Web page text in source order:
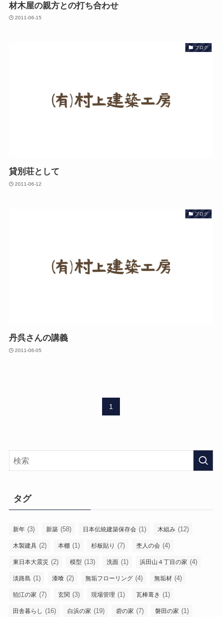
材木屋の親方との打ち合わせ
2011-06-15
ブログ
貸別荘として
2011-06-12
ブログ
丹呉さんの講義
2011-06-05
1
タグ
新年 (3) 新築 (58) 日本伝統建築保存会 (1) 木組み (12)
木製建具 (2) 本棚 (1) 杉板貼り (7) 杢人の会 (4)
東日本大震災 (2) 模型 (13) 洗面 (1) 浜田山４丁目の家 (4)
淡路島 (1) 漆喰 (2) 無垢フローリング (4) 無垢材 (4)
狛江の家 (7) 玄関 (3) 現場管理 (1) 瓦棒葺き (1)
田舎暮らし (16) 白浜の家 (19) 砦の家 (7) 磐田の家 (1)